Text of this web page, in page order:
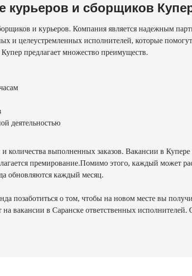
курьеров и сборщиков
и курьеров. Компания является надежным
и целеустремленных исполнителей, которые
предлагает множество преимуществ.
деятельностью
количества выполненных заказов. Вакансии в
премирование.Помимо этого, каждый может
обновляются каждый месяц.
позаботиться о том, чтобы на новом месте вы
вакансии в Саранске ответственных исполнителей.